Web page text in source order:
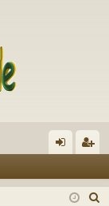
m ist